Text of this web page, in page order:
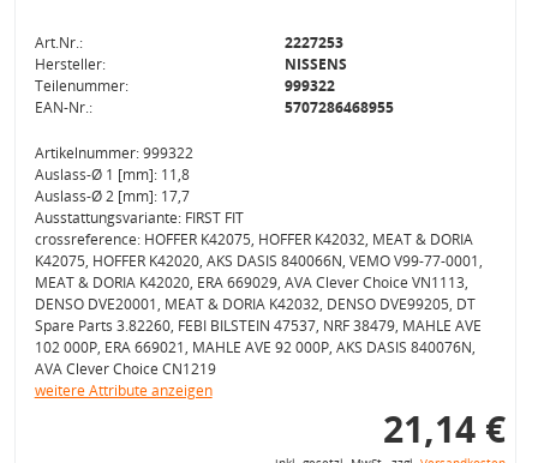
Art.Nr.:
2227253
Hersteller:
NISSENS
Teilenummer:
999322
EAN-Nr.:
5707286468955
Artikelnummer: 999322
Auslass-Ø 1 [mm]: 11,8
Auslass-Ø 2 [mm]: 17,7
Ausstattungsvariante: FIRST FIT
crossreference: HOFFER K42075, HOFFER K42032, MEAT & DORIA
K42075, HOFFER K42020, AKS DASIS 840066N, VEMO V99-77-0001,
MEAT & DORIA K42020, ERA 669029, AVA Clever Choice VN1113,
DENSO DVE20001, MEAT & DORIA K42032, DENSO DVE99205, DT
Spare Parts 3.82260, FEBI BILSTEIN 47537, NRF 38479, MAHLE AVE
102 000P, ERA 669021, MAHLE AVE 92 000P, AKS DASIS 840076N,
AVA Clever Choice CN1219
weitere Attribute anzeigen
21,14 €